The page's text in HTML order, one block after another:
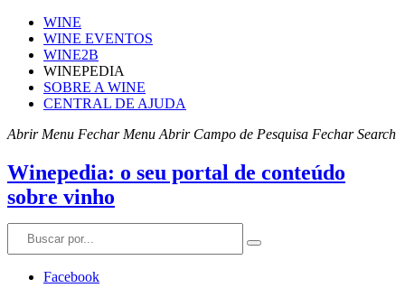
WINE
WINE EVENTOS
WINE2B
WINEPEDIA
SOBRE A WINE
CENTRAL DE AJUDA
Abrir Menu Fechar Menu Abrir Campo de Pesquisa Fechar Search
Winepedia: o seu portal de conteúdo
sobre vinho
Facebook